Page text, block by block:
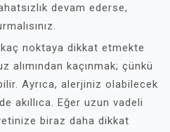
devam ederse,
noktaya dikkat etmekte
alımından kaçınmak; çünkü
Ayrıca, alerjiniz olabilecek
akıllıca. Eğer uzun vadeli
biraz daha dikkat